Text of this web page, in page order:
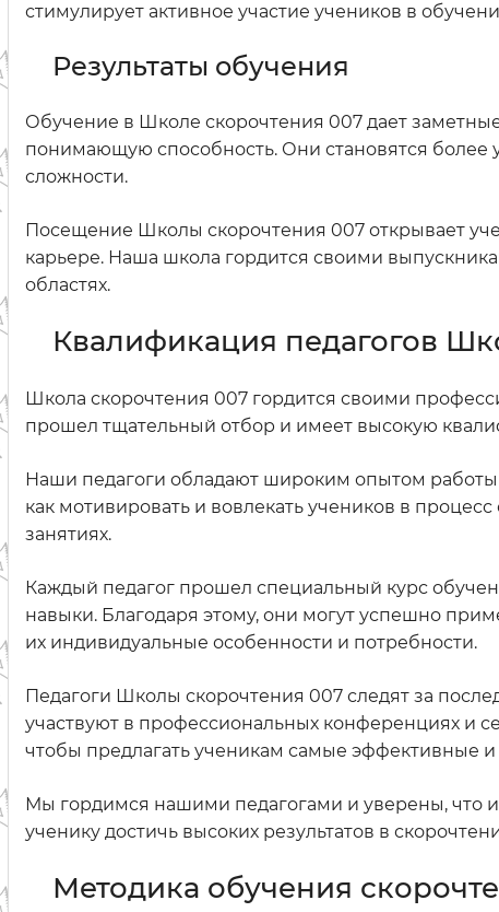
стимулирует активное участие учеников в
Результаты обучения
Обучение в Школе скорочтения 007 дает
понимающую способность. Они становятся
сложности.
Посещение Школы скорочтения 007 открывает
карьере. Наша школа гордится своими
областях.
Квалификация педагогов
Школа скорочтения 007 гордится своими
прошел тщательный отбор и имеет высокую
Наши педагоги обладают широким опытом работы
как мотивировать и вовлекать учеников в
занятиях.
Каждый педагог прошел специальный курс
навыки. Благодаря этому, они могут успешно
их индивидуальные особенности и потребности.
Педагоги Школы скорочтения 007 следят за
участвуют в профессиональных конференциях и
чтобы предлагать ученикам самые эффективные
Мы гордимся нашими педагогами и уверены, что
ученику достичь высоких результатов в
Методика обучения